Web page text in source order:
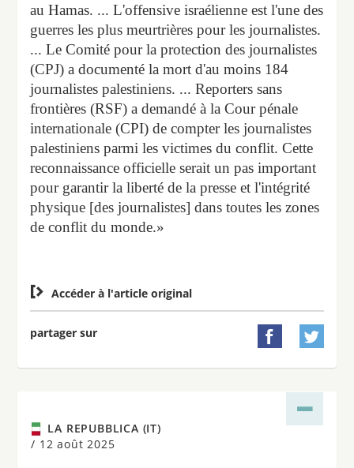
au Hamas. ... L'offensive israélienne est l'une des
guerres les plus meurtrières pour les journalistes.
... Le Comité pour la protection des journalistes
(CPJ) a documenté la mort d'au moins 184
journalistes palestiniens. ... Reporters sans
frontières (RSF) a demandé à la Cour pénale
internationale (CPI) de compter les journalistes
palestiniens parmi les victimes du conflit. Cette
reconnaissance officielle serait un pas important
pour garantir la liberté de la presse et l'intégrité
physique [des journalistes] dans toutes les zones
de conflit du monde.»
 Accéder à l'article original
partager sur  
LA REPUBBLICA (IT)
/ 12 août 2025